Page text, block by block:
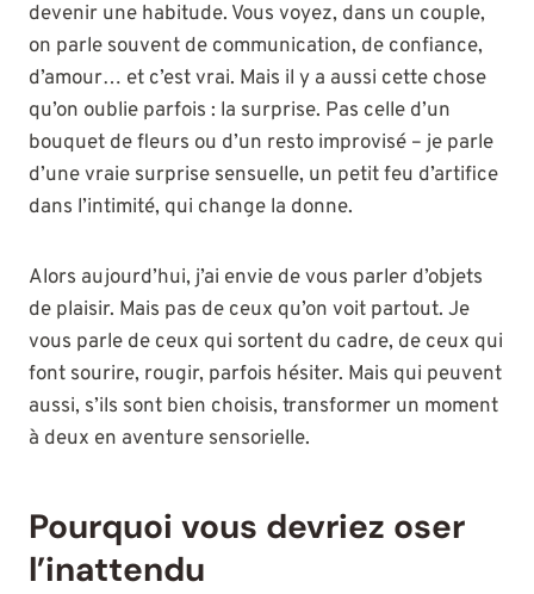
devenir une habitude. Vous voyez, dans un couple,
on parle souvent de communication, de confiance,
d’amour… et c’est vrai. Mais il y a aussi cette chose
qu’on oublie parfois : la surprise. Pas celle d’un
bouquet de fleurs ou d’un resto improvisé – je parle
d’une vraie surprise sensuelle, un petit feu d’artifice
dans l’intimité, qui change la donne.
Alors aujourd’hui, j’ai envie de vous parler d’objets
de plaisir. Mais pas de ceux qu’on voit partout. Je
vous parle de ceux qui sortent du cadre, de ceux qui
font sourire, rougir, parfois hésiter. Mais qui peuvent
aussi, s’ils sont bien choisis, transformer un moment
à deux en aventure sensorielle.
Pourquoi vous devriez oser
l’inattendu